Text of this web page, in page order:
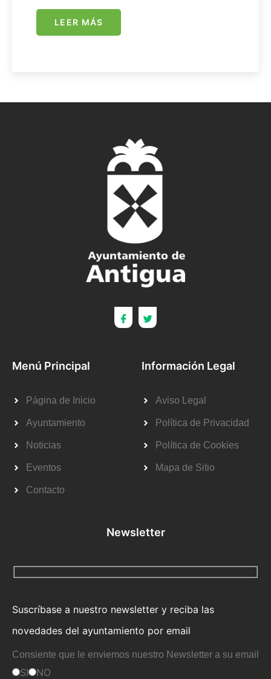
LEER MÁS
Menú Principal
Página de Inicio
Ayuntamiento
Noticias
Eventos
Contacto
Información Legal
Aviso Legal
Política de Privacidad
Política de Cookies
Mapa de Sitio
Newsletter
Suscríbase a nuestro newsletter y reciba las
novedades del ayuntamiento por email
Consiente que le enviemos nuestro Newsletter a su email
SI NO